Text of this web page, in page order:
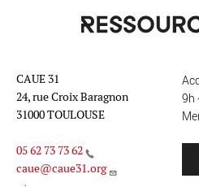
Ressources 31
CAUE 31
24, rue Croix Baragnon
31000 TOULOUSE
05 62 73 73 62
caue@caue31.org
9h